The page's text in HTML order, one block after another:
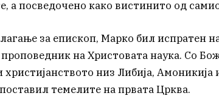
а посведочено како вистинито од
за епископ, Марко бил испратен
на Христовата наука. Со
христијанството низ Либија,
темелите на првата Црква.